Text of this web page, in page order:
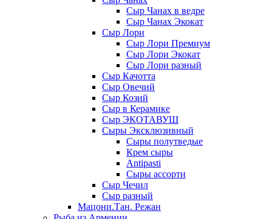
Сыр Чанах в ведре
Сыр Чанах Экокат
Сыр Лори
Сыр Лори Премиум
Сыр Лори Экокат
Сыр Лори разный
Сыр Качотта
Сыр Овечий
Сыр Козий
Сыр в Керамике
Сыр ЭКОТАВУШ
Сыры Эксклюзивный
Сыры полутведые
Крем сыры
Antipasti
Сыры ассорти
Сыр Чечил
Сыр разный
Мацони.Тан. Режан